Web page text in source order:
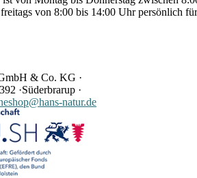
von 8:00 bis 14:00 Uhr persönlich für
& Co. KG ·
·Süderbrarup ·
natur.de